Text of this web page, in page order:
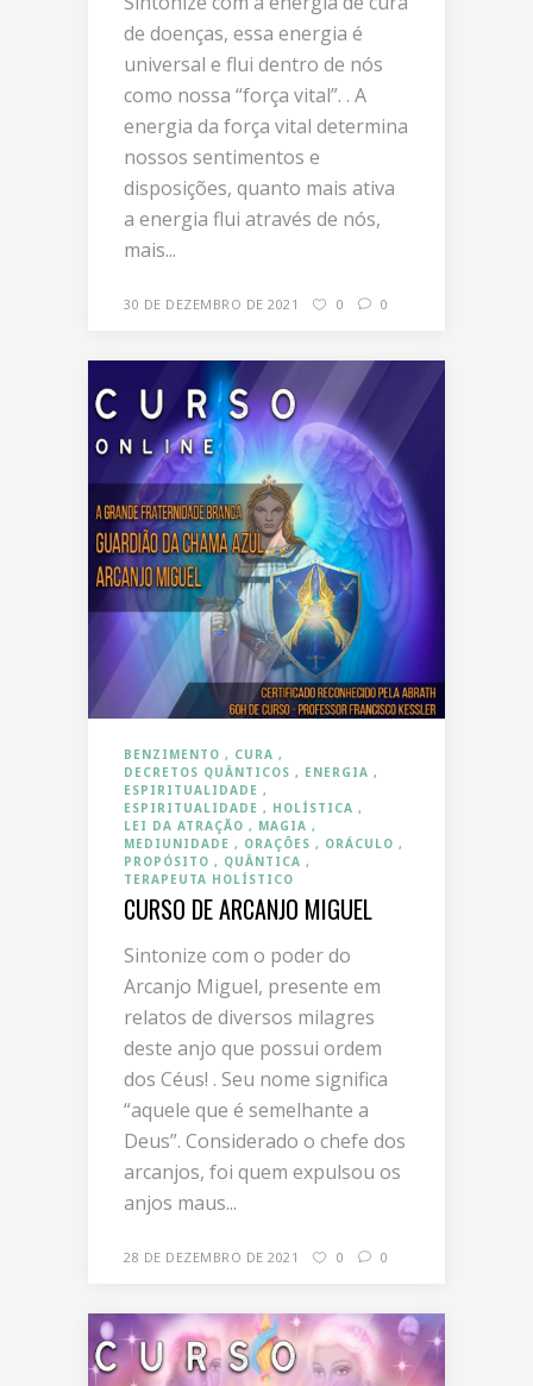
de doenças, essa energia é
universal e flui dentro de nós
como nossa “força vital”. . A
energia da força vital determina
nossos sentimentos e
disposições, quanto mais ativa
a energia flui através de nós,
mais...
30 DE DEZEMBRO DE 2021 0 0
BENZIMENTO
CURA
DECRETOS QUÂNTICOS
ENERGIA
ESPIRITUALIDADE
ESPIRITUALIDADE
HOLÍSTICA
LEI DA ATRAÇÃO
MAGIA
MEDIUNIDADE
ORAÇÕES
ORÁCULO
PROPÓSITO
QUÂNTICA
TERAPEUTA HOLÍSTICO
CURSO DE ARCANJO MIGUEL
Sintonize com o poder do
Arcanjo Miguel, presente em
relatos de diversos milagres
deste anjo que possui ordem
dos Céus! . Seu nome significa
“aquele que é semelhante a
Deus”. Considerado o chefe dos
arcanjos, foi quem expulsou os
anjos maus...
28 DE DEZEMBRO DE 2021 0 0